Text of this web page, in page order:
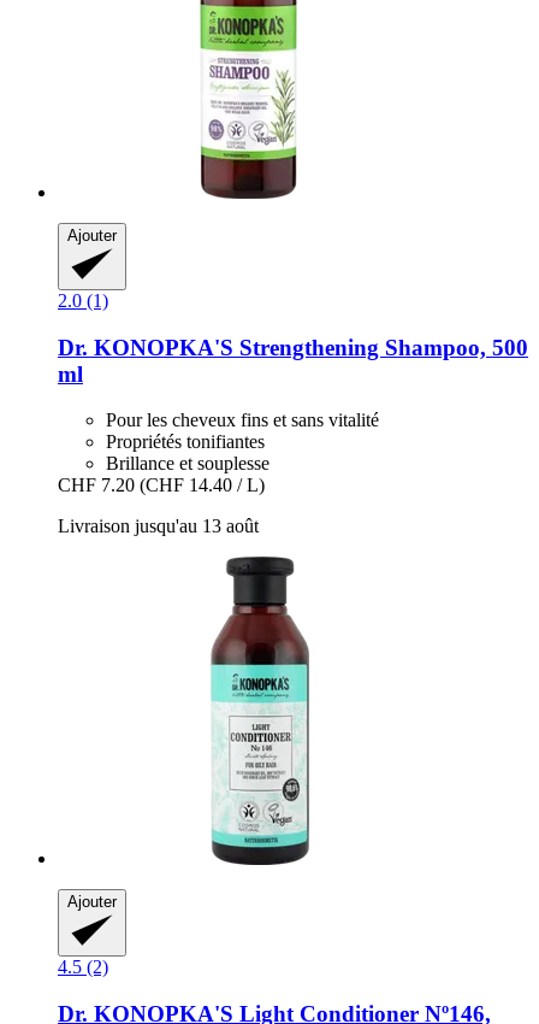
Ajouter
2.0 (1)
Dr. KONOPKA'S Strengthening Shampoo, 500
ml
Pour les cheveux fins et sans vitalité
Propriétés tonifiantes
Brillance et souplesse
CHF 7.20 (CHF 14.40 / L)
Livraison jusqu'au 13 août
Ajouter
4.5 (2)
Dr. KONOPKA'S Light Conditioner Nº146,